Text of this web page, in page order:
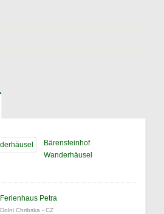
Bärensteinhof
Wanderhäusel
Ferienhaus Petra
Dolni Chribska - CZ